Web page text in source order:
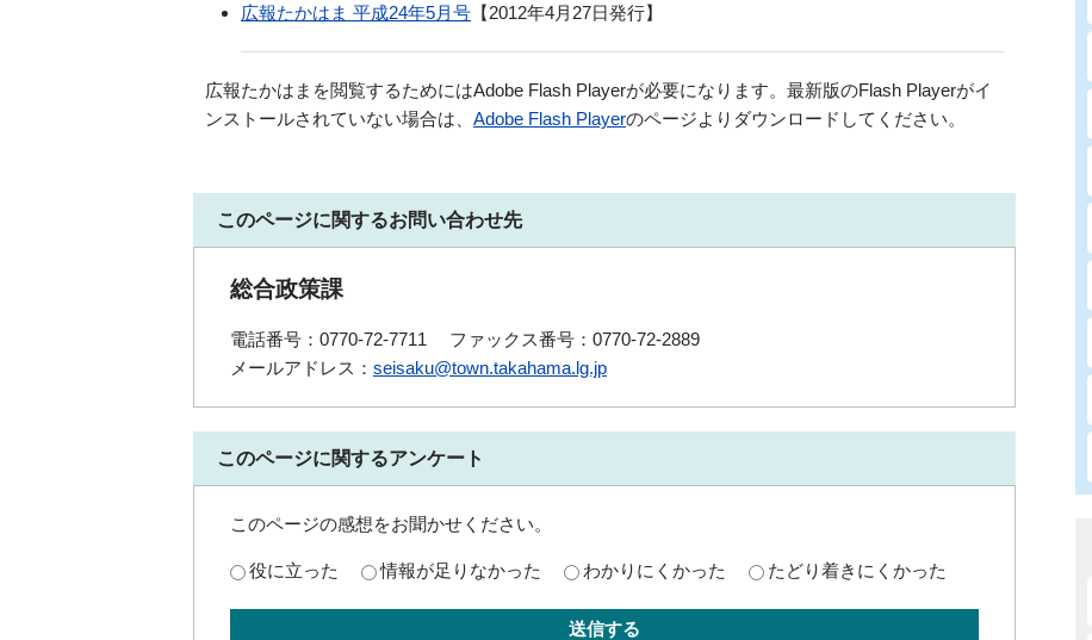
広報たかはま 平成24年5月号 【2012年4月27日発行】
広報たかはまを閲覧するためにはAdobe Flash Playerが必要になります。最新版のFlash Playerがイ
ンストールされていない場合は、 Adobe Flash Playerのページよりダウンロードしてください。
このページに関するお問い合わせ先
総合政策課
電話番号：0770-72-7711
ファックス番号：0770-72-2889
メールアドレス： seisaku@town.takahama.lg.jp
このページに関するアンケート
このページの感想をお聞かせください。
役に立った 情報が足りなかった わかりにくかった たどり着きにくかった
送信する